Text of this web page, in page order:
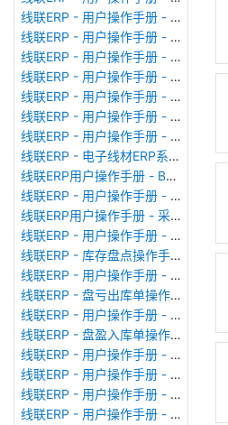
线联ERP - 用户操作手册 - 往来付款单
线联ERP - 用户操作手册 - 往来收款单
线联ERP - 用户操作手册 - 客户对账单
线联ERP - 用户操作手册 - 销售发票
线联ERP - 用户操作手册 - 应付单据
线联ERP - 用户操作手册 - 应付期初
线联ERP - 用户操作手册 - 应收期初
线联ERP - 电子线材ERP系统、线束ERP系统常用报表格式
线联ERP用户操作手册 - BOM管理
线联ERP - 用户操作手册 - 生产计划
线联ERP用户操作手册 - 采购申请单
线联ERP - 用户操作手册 - 仓库转换
线联ERP - 库存盘点操作手册
线联ERP - 用户操作手册 - 成品出库单
线联ERP - 盘亏出库单操作手册
线联ERP - 用户操作手册 - 其他出库单
线联ERP - 盘盈入库单操作手册
线联ERP - 用户操作手册 - 生产领料单
线联ERP - 用户操作手册 - 其他入库单
线联ERP - 用户操作手册 - 采购入库单
线联ERP - 用户操作手册 - 业务对账单（Sales Statement）